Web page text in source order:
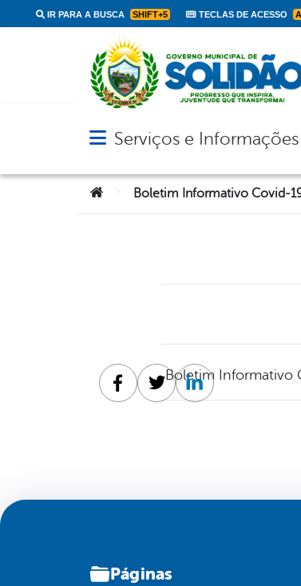
IR PARA A BUSCA SHIFT+5 TECLAS DE ACESSO
Abrir menu principal de navegação
Serviços e Informações
Você está aqui:Boletim Informativo Covid-
Boletim Informativo
Facebook
TwitterLinkedin
Páginas